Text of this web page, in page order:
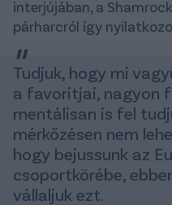
interjújában, a
párharcról így
Tudjuk, hogy mi
a favoritjai, nagyon
mentálisan is fel
mérkőzésen nem
hogy bejussunk az
csoportkörébe,
vállaljuk ezt.